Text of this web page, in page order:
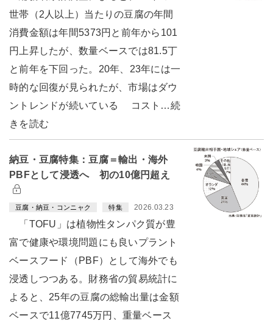
世帯（2人以上）当たりの豆腐の年間
消費金額は年間5373円と前年から101
円上昇したが、数量ベースでは81.5丁
と前年を下回った。20年、23年には一
時的な回復が見られたが、市場はダウ
ントレンドが続いている コスト…続
きを読む
納豆・豆腐特集：豆腐＝輸出・海外
PBFとして浸透へ 初の10億円超え
豆腐・納豆・コンニャク 特集 2026.03.23
「TOFU」は植物性タンパク質が豊
富で健康や環境問題にも良いプラント
ベースフード（PBF）として海外でも
浸透しつつある。財務省の貿易統計に
よると、25年の豆腐の総輸出量は金額
ベースで11億7745万円、重量ベース